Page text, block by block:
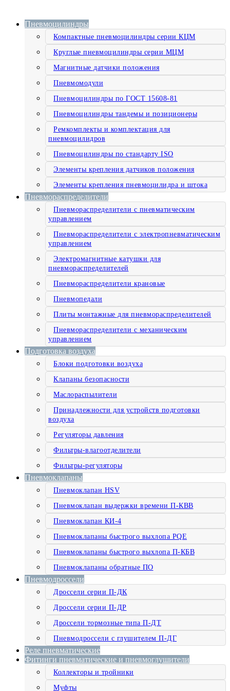
Пневмоцилиндры
Компактные пневмоцилиндры серии КЦМ
Круглые пневмоцилиндры серии МЦМ
Магнитные датчики положения
Пневмомодули
Пневмоцилиндры по ГОСТ 15608-81
Пневмоцилиндры тандемы и позиционеры
Ремкомплекты и комплектация для
пневмоцилидров
Пневмоцилиндры по стандарту ISO
Элементы крепления датчиков положения
Элементы крепления пневмоцилидра и штока
Пневмораспределители
Пневмораспределители с пневматическим
управлением
Пневмораспределители с электропневматическим
управлением
Электромагнитные катушки для
пневмораспределителей
Пневмораспределители крановые
Пневмопедали
Плиты монтажные для пневмораспределителей
Пневмораспределители с механическим
управлением
Подготовка воздуха
Блоки подготовки воздуха
Клапаны безопасности
Маслораспылители
Принадлежности для устройств подготовки
воздуха
Регуляторы давления
Фильтры-влагоотделители
Фильтры-регуляторы
Пневмоклапаны
Пневмоклапан HSV
Пневмоклапан выдержки времени П-КВВ
Пневмоклапан КИ-4
Пневмоклапаны быстрого выхлопа PQE
Пневмоклапаны быстрого выхлопа П-КБВ
Пневмоклапаны обратные ПО
Пневмодроссели
Дроссели серии П-ДК
Дроссели серии П-ДР
Дроссели тормозные типа П-ДТ
Пневмодроссели с глушителем П-ДГ
Реле пневматические
Фитинги пневматические и пневмоглушители
Коллекторы и тройники
Муфты